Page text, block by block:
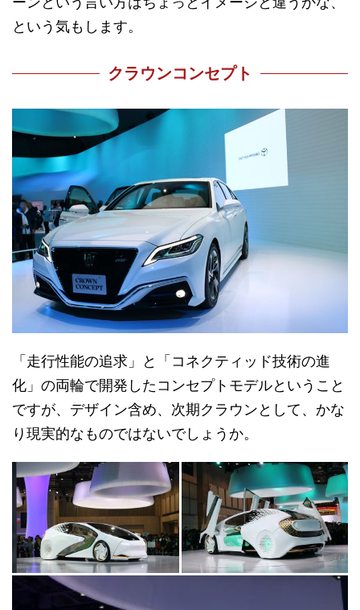
という気もします。
クラウンコンセプト
「走行性能の追求」と「コネクティッド技術の進
化」の両輪で開発したコンセプトモデルということ
ですが、デザイン含め、次期クラウンとして、かな
り現実的なものではないでしょうか。